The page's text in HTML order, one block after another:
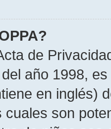
de
año 1998,
en inglés)
cuales son